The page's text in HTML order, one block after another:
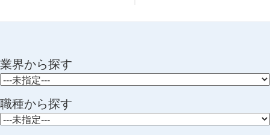
業界から探す
職種から探す